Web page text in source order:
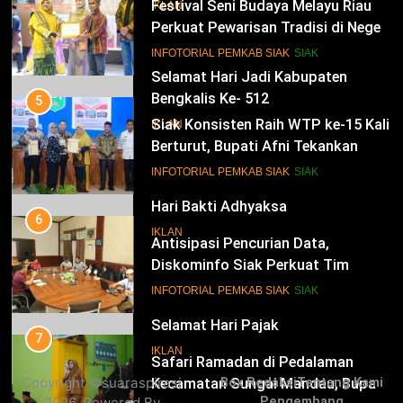
IKLAN
14
Selamat Hari Jadi Kabupaten
Bengkalis Ke- 512
IKLAN
15
Hari Bakti Adhyaksa
IKLAN
16
Selamat Hari Pajak
IKLAN
Festival Seni Budaya Melayu Riau
Perkuat Pewarisan Tradisi di Negeri
Istana
INFOTORIAL PEMKAB SIAK SIAK
5
Siak Konsisten Raih WTP ke-15 Kali
Berturut, Bupati Afni Tekankan
Penguatan Tata Kelola Keuangan
INFOTORIAL PEMKAB SIAK SIAK
6
Antisipasi Pencurian Data,
Diskominfo Siak Perkuat Tim
Tanggap Insiden Siber Mendukung
INFOTORIAL PEMKAB SIAK SIAK
7
Safari Ramadan di Pedalaman
Kecamatan Sungai Mandau, Bupati
Copyright ©suaraspirasi
Box RedaksiTentang Kami